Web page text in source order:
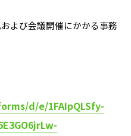
よび会議開催にかかる事務
d/e/1FAIpQLSfy-